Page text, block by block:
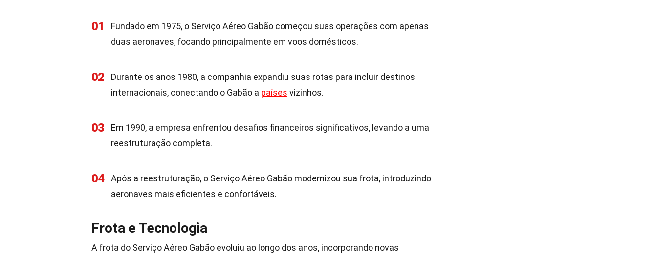
01
Fundado em 1975, o Serviço Aéreo Gabão começou suas operações com apenas
duas aeronaves, focando principalmente em voos domésticos.
02
Durante os anos 1980, a companhia expandiu suas rotas para incluir destinos
internacionais, conectando o Gabão a países vizinhos.
03
Em 1990, a empresa enfrentou desafios financeiros significativos, levando a uma
reestruturação completa.
04
Após a reestruturação, o Serviço Aéreo Gabão modernizou sua frota, introduzindo
aeronaves mais eficientes e confortáveis.
Frota e Tecnologia
A frota do Serviço Aéreo Gabão evoluiu ao longo dos anos, incorporando novas